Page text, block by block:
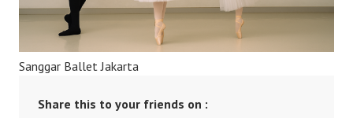
Sanggar Ballet Jakarta
Share this to your friends on :